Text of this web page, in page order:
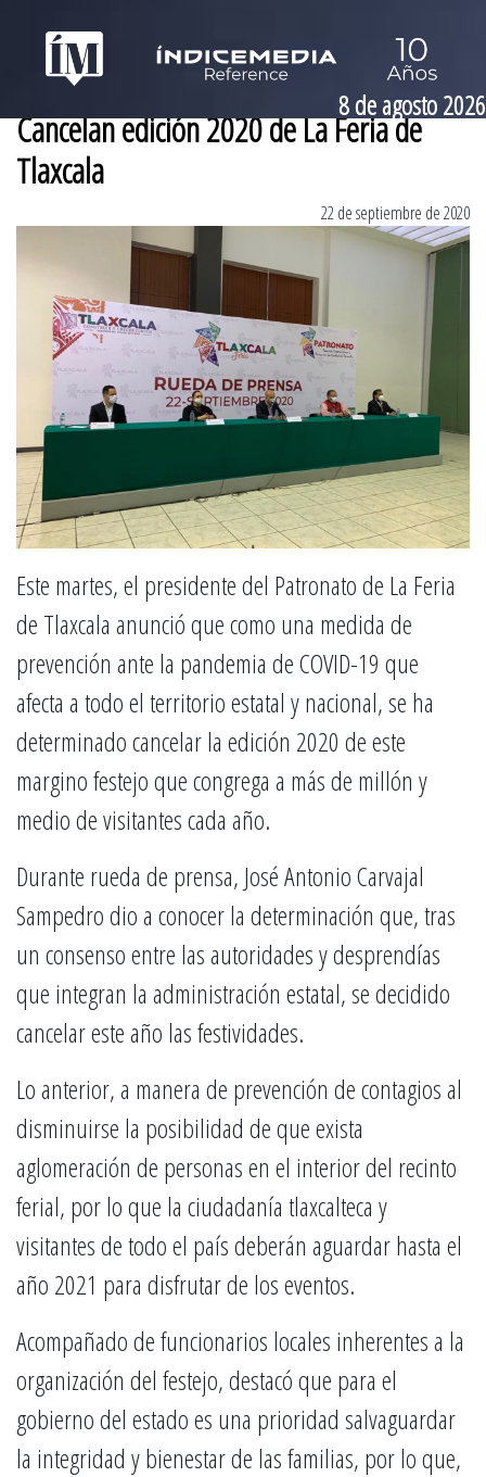
8 de agosto 2026
Cancelan edición 2020 de La Feria de
Tlaxcala
22 de septiembre de 2020
Este martes, el presidente del Patronato de La Feria
de Tlaxcala anunció que como una medida de
prevención ante la pandemia de COVID-19 que
afecta a todo el territorio estatal y nacional, se ha
determinado cancelar la edición 2020 de este
margino festejo que congrega a más de millón y
medio de visitantes cada año.
Durante rueda de prensa, José Antonio Carvajal
Sampedro dio a conocer la determinación que, tras
un consenso entre las autoridades y desprendías
que integran la administración estatal, se decidido
cancelar este año las festividades.
Lo anterior, a manera de prevención de contagios al
disminuirse la posibilidad de que exista
aglomeración de personas en el interior del recinto
ferial, por lo que la ciudadanía tlaxcalteca y
visitantes de todo el país deberán aguardar hasta el
año 2021 para disfrutar de los eventos.
Acompañado de funcionarios locales inherentes a la
organización del festejo, destacó que para el
gobierno del estado es una prioridad salvaguardar
la integridad y bienestar de las familias, por lo que,